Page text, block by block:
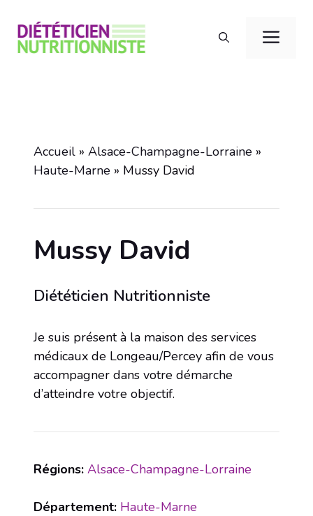
contenu
Accueil » Alsace-Champagne-Lorraine »
Haute-Marne » Mussy David
Mussy David
Diététicien Nutritionniste
Je suis présent à la maison des services
médicaux de Longeau/Percey afin de vous
accompagner dans votre démarche
d’atteindre votre objectif.
Régions: Alsace-Champagne-Lorraine
Département: Haute-Marne